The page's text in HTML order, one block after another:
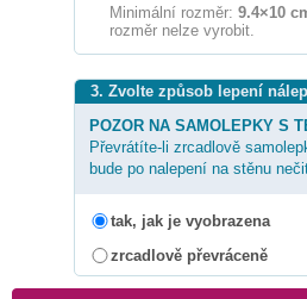
Minimální rozměr: 9.4×10
rozměr nelze vyrobit.
3. Zvolte způsob lepení
POZOR NA SAMOLEPKY S
Převrátíte-li zrcadlově
bude po nalepení na stěnu
tak, jak je vyobrazena
zrcadlově převráceně